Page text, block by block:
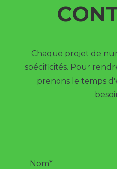
Chaque projet de
spécificités. Pour
prenons le temps